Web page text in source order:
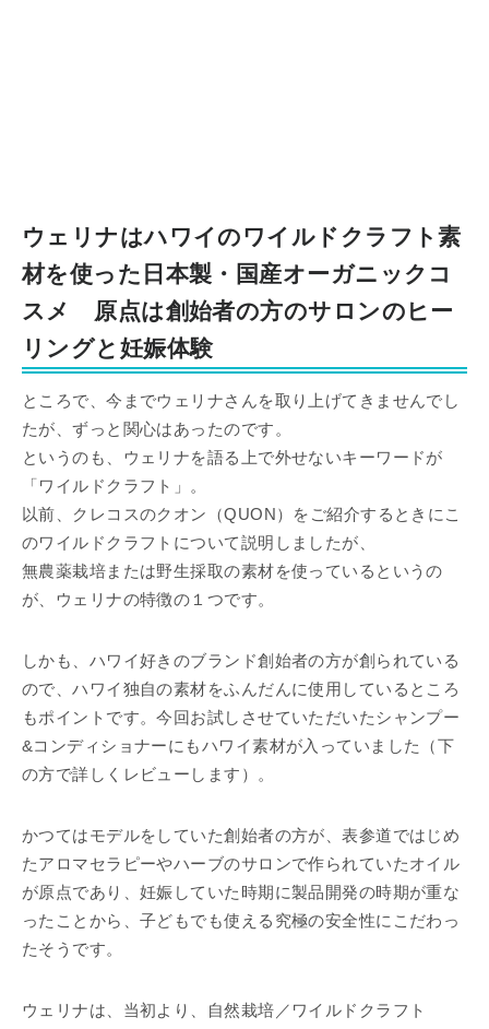
ウェリナはハワイのワイルドクラフト素
材を使った日本製・国産オーガニックコ
スメ 原点は創始者の方のサロンのヒー
リングと妊娠体験
ところで、今までウェリナさんを取り上げてきませんでし
たが、ずっと関心はあったのです。
というのも、ウェリナを語る上で外せないキーワードが
「ワイルドクラフト」。
以前、クレコスのクオン（QUON）をご紹介するときにこ
のワイルドクラフトについて説明しましたが、
無農薬栽培または野生採取の素材を使っているというの
が、ウェリナの特徴の１つです。
しかも、ハワイ好きのブランド創始者の方が創られている
ので、ハワイ独自の素材をふんだんに使用しているところ
もポイントです。今回お試しさせていただいたシャンプー
&コンディショナーにもハワイ素材が入っていました（下
の方で詳しくレビューします）。
かつてはモデルをしていた創始者の方が、表参道ではじめ
たアロマセラピーやハーブのサロンで作られていたオイル
が原点であり、妊娠していた時期に製品開発の時期が重な
ったことから、子どもでも使える究極の安全性にこだわっ
たそうです。
ウェリナは、当初より、自然栽培／ワイルドクラフト